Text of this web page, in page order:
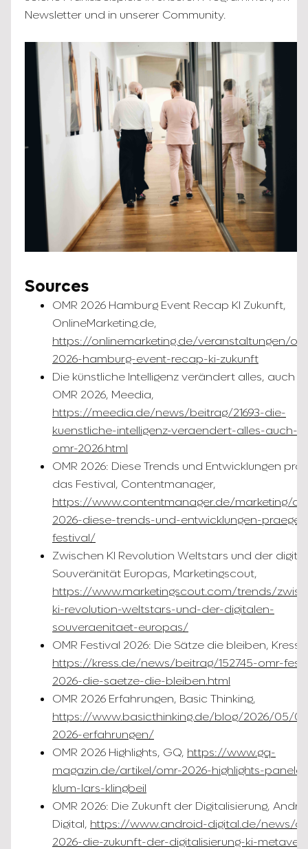
Newsletter und in unserer Community.
Sources
OMR 2026 Hamburg Event Recap KI Zukunft,
OnlineMarketing.de,
https://onlinemarketing.de/veranstaltungen/
2026-hamburg-event-recap-ki-zukunft
Die künstliche Intelligenz verändert alles, auch
OMR 2026, Meedia,
https://meedia.de/news/beitrag/21693-die-
kuenstliche-intelligenz-veraendert-alles-auch-
omr-2026.html
OMR 2026: Diese Trends und Entwicklungen
das Festival, Contentmanager,
https://www.contentmanager.de/marketing/
2026-diese-trends-und-entwicklungen-
festival/
Zwischen KI Revolution Weltstars und der
Souveränität Europas, Marketingscout,
https://www.marketingscout.com/trends/
ki-revolution-weltstars-und-der-digitalen-
souveraenitaet-europas/
OMR Festival 2026: Die Sätze die bleiben, Kress,
https://kress.de/news/beitrag/152745-omr-
2026-die-saetze-die-bleiben.html
OMR 2026 Erfahrungen, Basic Thinking,
https://www.basicthinking.de/blog/2026/05/
2026-erfahrungen/
OMR 2026 Highlights, GQ, https://www.gq-
magazin.de/artikel/omr-2026-highlights-
klum-lars-klingbeil
OMR 2026: Die Zukunft der Digitalisierung,
Digital, https://www.android-digital.de/news/
2026-die-zukunft-der-digitalisierung-ki-